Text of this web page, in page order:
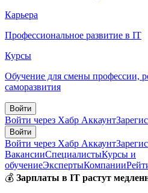
Карьера
Профессиональное развитие в IT
Курсы
Обучение для смены профессии,
саморазвития
Войти
Войти через Хабр Аккаунт
Войти
Войти через Хабр Аккаунт
ВакансииСпециалистыКурсы и
обучениеЭкспертыКомпании
💰 Зарплаты в IT растут